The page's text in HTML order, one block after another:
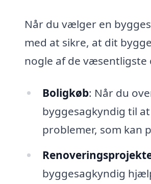
Når du vælger en
med at sikre, at dit
nogle af de væsentligste
Boligkøb: Når du
byggesagkyndig til
problemer, som kan
byggesagkyndig